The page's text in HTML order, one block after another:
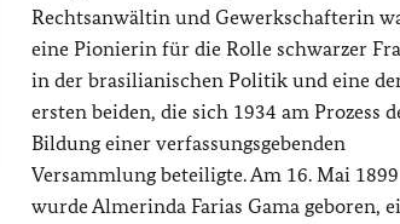
Rechtsanwältin und Gewerkschafterin
eine Pionierin für die Rolle schwarzer
in der brasilianischen Politik und eine
ersten beiden, die sich 1934 am Prozess
Bildung einer verfassungsgebenden
Versammlung beteiligte. Am 16. Mai 1899
wurde Almerinda Farias Gama geboren,